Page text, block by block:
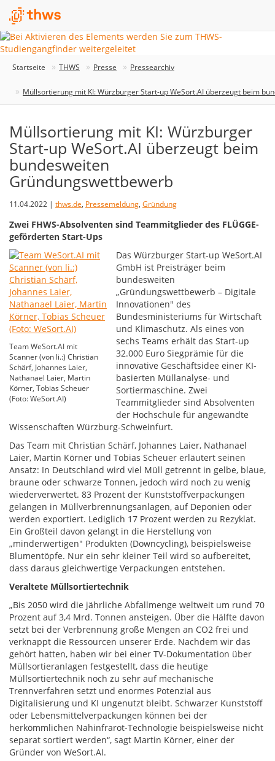
Startseite THWS Presse Pressearchiv
Müllsortierung mit KI: Würzburger Start-up WeSort.AI überzeugt beim
Müllsortierung mit KI: Würzburger
Start-up WeSort.AI überzeugt beim
bundesweiten
Gründungswettbewerb
11.04.2022 | thws.de, Pressemeldung, Gründung
Zwei FHWS-Absolventen sind Teammitglieder des FLÜGGE-
geförderten Start-Ups
Team WeSort.AI mit
Scanner (von li.:) Christian
Schärf, Johannes Laier,
Nathanael Laier, Martin
Körner, Tobias Scheuer
(Foto: WeSort.AI)
Das Würzburger Start-up WeSort.AI
GmbH ist Preisträger beim
bundesweiten
„Gründungswettbewerb – Digitale
Innovationen" des
Bundesministeriums für Wirtschaft
und Klimaschutz. Als eines von
sechs Teams erhält das Start-up
32.000 Euro Siegprämie für die
innovative Geschäftsidee einer KI-
basierten Müllanalyse- und
Sortiermaschine. Zwei
Teammitglieder sind Absolventen
der Hochschule für angewandte
Wissenschaften Würzburg-Schweinfurt.
Das Team mit Christian Schärf, Johannes Laier, Nathanael
Laier, Martin Körner und Tobias Scheuer erläutert seinen
Ansatz: In Deutschland wird viel Müll getrennt in gelbe, blaue,
braune oder schwarze Tonnen, jedoch wird noch zu wenig
wiederverwertet. 83 Prozent der Kunststoffverpackungen
gelangen in Müllverbrennungsanlagen, auf Deponien oder
werden exportiert. Lediglich 17 Prozent werden zu Rezyklat.
Ein Großteil davon gelangt in die Herstellung von
„minderwertigen" Produkten (Downcycling), beispielsweise
Blumentöpfe. Nur ein sehr kleiner Teil wird so aufbereitet,
dass daraus gleichwertige Verpackungen entstehen.
Veraltete Müllsortiertechnik
„Bis 2050 wird die jährliche Abfallmenge weltweit um rund 70
Prozent auf 3,4 Mrd. Tonnen ansteigen. Über die Hälfte davon
setzt bei der Verbrennung große Mengen an CO2 frei und
verknappt die Ressourcen unserer Erde. Nachdem wir das
gehört hatten, haben wir bei einer TV-Dokumentation über
Müllsortieranlagen festgestellt, dass die heutige
Müllsortiertechnik noch zu sehr auf mechanische
Trennverfahren setzt und enormes Potenzial aus
Digitalisierung und KI ungenutzt bleibt. Schwarzer Kunststoff
oder Lebensmittelverpackungen können bei der
herkömmlichen Nahinfrarot-Technologie beispielsweise nicht
separat sortiert werden“, sagt Martin Körner, einer der
Gründer von WeSort.AI.